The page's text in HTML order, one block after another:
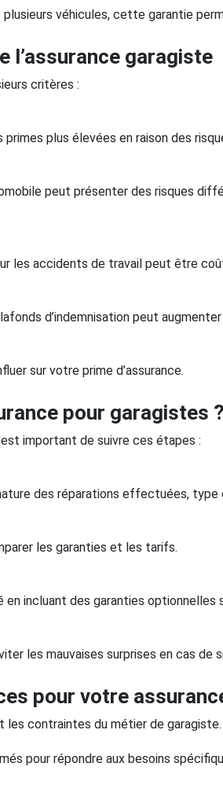
véhicules, cette garantie
l’assurance garagiste
critères :
plus élevées en raison des
peut présenter des risques
les accidents de travail peut être
d’indemnisation peut
sur votre prime d’assurance.
pour garagistes ?
important de suivre ces étapes :
des réparations effectuées, type
les garanties et les tarifs.
incluant des garanties optionnelles
les mauvaises surprises en cas de
pour votre
les contraintes du métier de
pour répondre aux besoins